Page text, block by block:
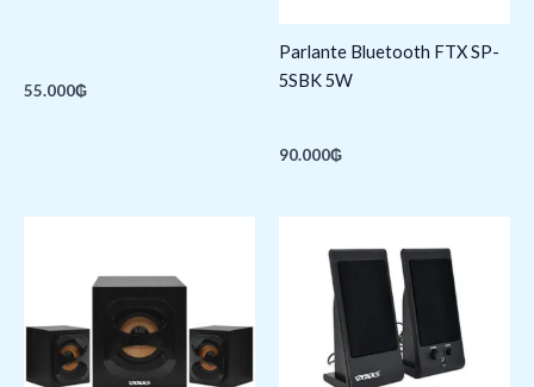
55.000₲
Parlante Bluetooth FTX SP-
5SBK 5W
90.000₲